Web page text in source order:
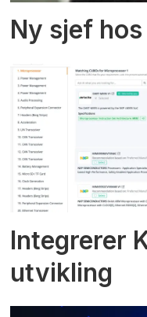
Ny sjef hos
Integrerer
utvikling